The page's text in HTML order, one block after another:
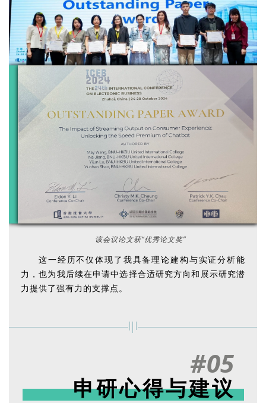
该会议论文获“优秀论文奖”
这一经历不仅体现了我具备理论建构与实证分析能
力，也为我后续在申请中选择合适研究方向和展示研究潜
力提供了强有力的支撑点。
#05
申研心得与建议